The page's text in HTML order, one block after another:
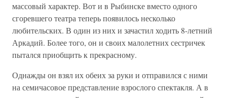
массовый характер. Вот и в Рыбинске вместо одного
сгоревшего театра теперь появилось несколько
любительских. В один из них и зачастил ходить 8-летний
Аркадий. Более того, он и своих малолетних сестричек
пытался приобщить к прекрасному.
Однажды он взял их обеих за руки и отправился с ними
на семичасовое представление взрослого спектакля. А в